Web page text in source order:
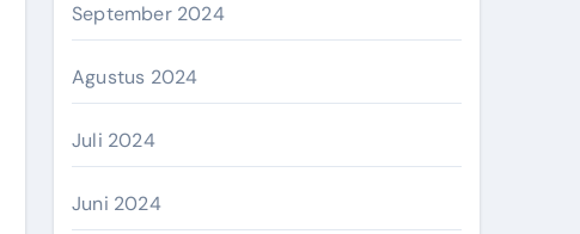
September 2024
Agustus 2024
Juli 2024
Juni 2024